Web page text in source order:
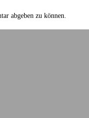
abgeben zu können.